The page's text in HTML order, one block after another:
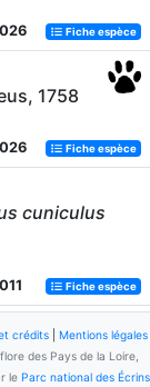
Fiche espèce
1758
Fiche espèce
cuniculus
Fiche espèce
crédits
Mentions légales
des Pays de la Loire,
le Parc national des Écrins